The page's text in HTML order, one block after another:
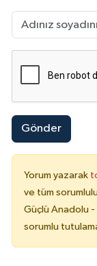
Gönder
Yorum yazarak
ve tüm
Güçlü Anadolu
sorumlu